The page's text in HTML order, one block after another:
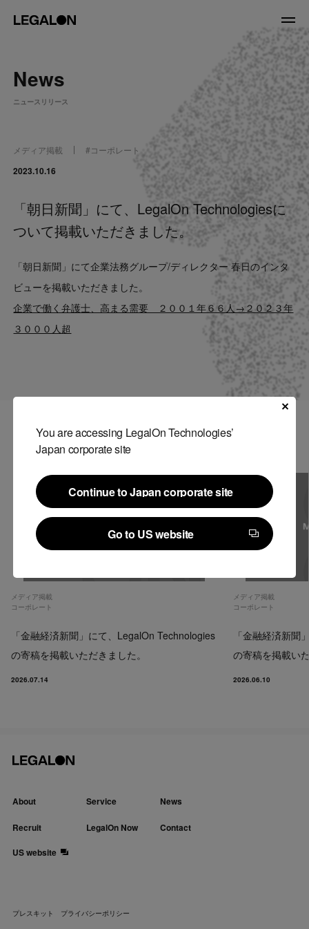
About
役員紹介
Service
News
LegalOn Now
Contact
You are accessing LegalOn Technologies’
Japan corporate site
Continue to Japan corporate site
Continue to Japan corporate site
Go to US website
Go to US website
News
ニュースリリース
メディア掲載 #コーポレート
2023.10.16
「朝日新聞」にて、LegalOn Technologiesに
ついて掲載いただきました。
「朝日新聞」にて企業法務グループ/ディレクター 春日のインタ
ビューを掲載いただきました。
企業で働く弁護士、高まる需要 ２００１年６６人→２０２３年
３０００人超
関連記事
メディア掲載
コーポレート
「金融経済新聞」にて、LegalOn Technologies
の寄稿を掲載いただきました。
2026.07.14
メディア掲載
コーポレート
「金融経済新聞
の寄稿を掲載い
2026.06.10
About Service News
Recruit LegalOn Now
Contact
US website
プレスキット プライバシーポリシー